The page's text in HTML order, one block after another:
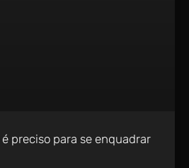
preciso para se enquadrar